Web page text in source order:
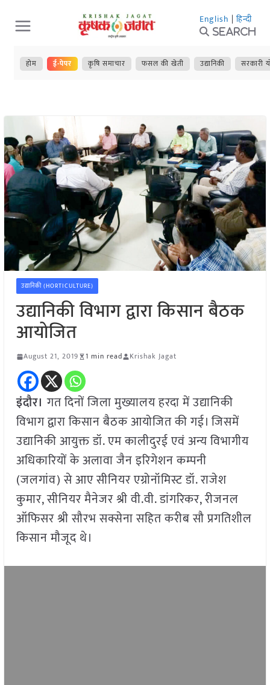
Skip
to
content
English | हिन्दी
Search
होम ई-पेपर कृषि समाचार फसल की खेती उद्यानिकी सरकारी
उद्यानिकी (HORTICULTURE)
उद्यानिकी विभाग द्वारा किसान बैठक
आयोजित
August 21, 2019 1 min read Krishak Jagat
इंदौर।गत दिनों जिला मुख्यालय हरदा में उद्यानिकी
विभाग द्वारा किसान बैठक आयोजित की गई। जिसमें
उद्यानिकी आयुक्त डॉ. एम कालीदुरई एवं अन्य विभागीय
अधिकारियों के अलावा जैन इरिगेशन कम्पनी
(जलगांव) से आए सीनियर एग्रोनॉमिस्ट डॉ. राजेश
कुमार, सीनियर मैनेजर श्री वी.वी. डांगरिकर, रीजनल
ऑफिसर श्री सौरभ सक्सेना सहित करीब सौ प्रगतिशील
किसान मौजूद थे।